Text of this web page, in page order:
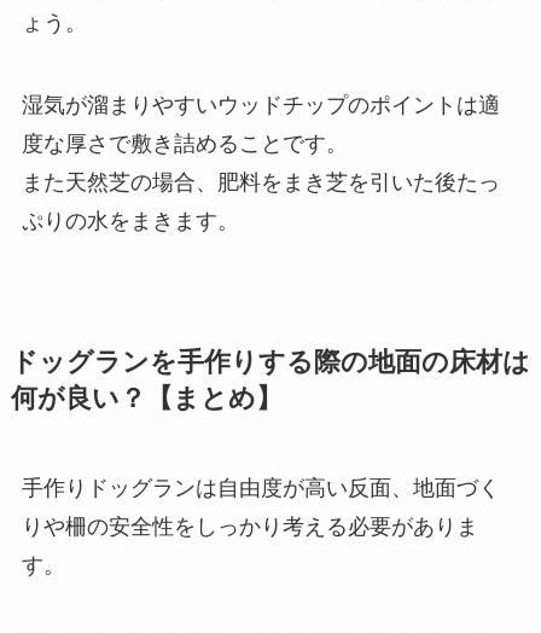
ょう。
湿気が溜まりやすいウッドチップのポイントは適
度な厚さで敷き詰めることです。
また天然芝の場合、肥料をまき芝を引いた後たっ
ぷりの水をまきます。
ドッグランを手作りする際の地面の床材は
何が良い？【まとめ】
手作りドッグランは自由度が高い反面、地面づく
りや柵の安全性をしっかり考える必要がありま
す。